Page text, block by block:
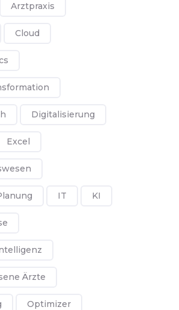
Arztpraxis
Cloud
Digitalisierung
Excel
IT KI
Ärzte
Optimizer